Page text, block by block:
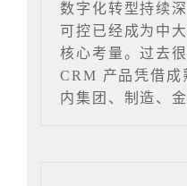
数字化转型持续
可控已经成为中
核心考量。过去
CRM 产品凭借成
内集团、制造、